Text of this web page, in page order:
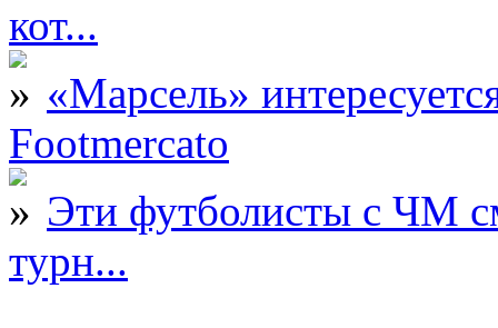
кот...
«Марсель»
Footmercato
Эти футболисты с ЧМ
турн...